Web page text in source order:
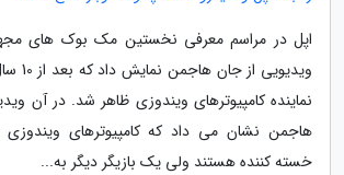
نماینده کامپیوترهای ویندوزی ظاهر شد. در آن
هاجمن نشان می داد که کامپیوترهای ویندوزی
خسته کننده هستند ولی یک بازیگر دیگر به...